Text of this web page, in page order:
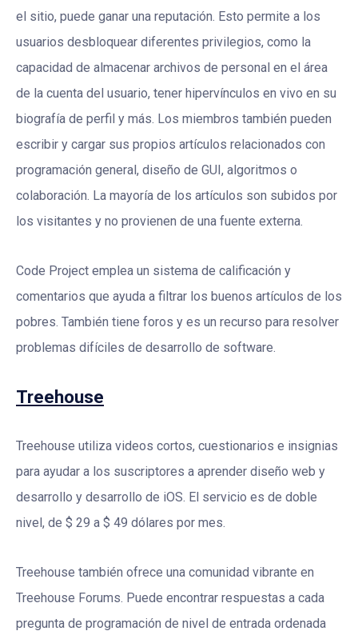
el sitio, puede ganar una reputación. Esto permite a los
usuarios desbloquear diferentes privilegios, como la
capacidad de almacenar archivos de personal en el área
de la cuenta del usuario, tener hipervínculos en vivo en su
biografía de perfil y más. Los miembros también pueden
escribir y cargar sus propios artículos relacionados con
programación general, diseño de GUI, algoritmos o
colaboración. La mayoría de los artículos son subidos por
los visitantes y no provienen de una fuente externa.
Code Project emplea un sistema de calificación y
comentarios que ayuda a filtrar los buenos artículos de los
pobres. También tiene foros y es un recurso para resolver
problemas difíciles de desarrollo de software.
Treehouse
Treehouse utiliza videos cortos, cuestionarios e insignias
para ayudar a los suscriptores a aprender diseño web y
desarrollo y desarrollo de iOS. El servicio es de doble
nivel, de $ 29 a $ 49 dólares por mes.
Treehouse también ofrece una comunidad vibrante en
Treehouse Forums. Puede encontrar respuestas a cada
pregunta de programación de nivel de entrada ordenada